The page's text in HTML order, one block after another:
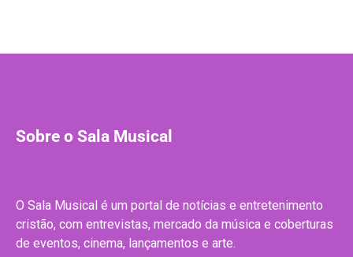
Sobre o Sala Musical
O Sala Musical é um portal de notícias e entretenimento
cristão, com entrevistas, mercado da música e coberturas
de eventos, cinema, lançamentos e arte.